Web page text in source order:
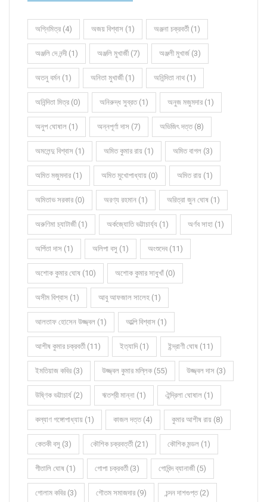
অগ্নিমিত্র (4) অজয় বিশ্বাস (1) অঞ্জনা চক্রবর্তী (1)
অঞ্জলি দে নন্দী (1) অঞ্জলি মুখার্জী (7) অঞ্জলী মুখার্জ (3)
অতনু বর্মন (1) অনিতা মুখার্জী (1) অনিন্দিতা নাথ (1)
অনিন্দিতা মিত্র (0) অনিরুদ্ধ সুব্রত (1) অনুজ মজুমদার (1)
অনুপ ঘোষাল (1) অন্নপূর্ণা দাস (7) অভিজিৎ দত্ত (8)
অমলেন্দু বিশ্বাস (1) অমিত কুমার রায় (1) অমিত বাগল (3)
অমিত মজুমদার (1) অমিত মুখোপাধ্যায় (0) অমিত রায় (1)
অমিতাভ সরকার (0) অরণ্য রহমান (1) অরিত্রা জুন ঘোষ (1)
অরুণিমা চ্যাটার্জী (1) অর্কজ্যোতি ভট্টাচার্য্য (1) অর্ণব সাহা (1)
অর্পিতা দাস (1) অলিপা বসু (1) অংশুদেব (11)
অশোক কুমার ঘোষ (10) অশোক কুমার সাধুখাঁ (0)
অসীম বিশ্বাস (1) আবু আফজাল সালেহ (1)
আলতাফ হোসেন উজ্জ্বল (1) আল্পি বিশ্বাস (1)
আশীষ কুমার চক্রবর্তী (11) ইত্যাদি (1) ইন্দ্রাণী ঘোষ (11)
ইমতিয়াজ কবির (3) উজ্জ্বল কুমার মল্লিক (55) উজ্জ্বল দাস (3)
উষ্ণিক ভট্টাচার্য (2) ঋতশ্রী মান্না (1) ঐন্দ্রিলা ঘোষাল (1)
কল্যাণ গঙ্গোপাধ্যায় (1) কাজল দত্ত (4) কুমার আশীষ রায় (8)
কেতকী বসু (3) কৌশিক চক্রবর্ত্তী (21) কৌশিক মন্ডল (1)
গীতালি ঘোষ (1) গোপা চক্রবর্তী (3) গোবিন্দ ব্যানার্জী (5)
গোলাম কবির (3) গৌতম সমাজদার (9) চন্দন দাশগুপ্ত (2)